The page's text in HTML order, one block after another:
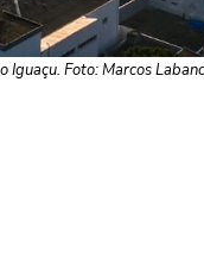
Iguaçu. Foto: Marcos